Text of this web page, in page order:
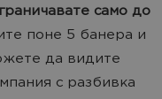
само до
поне 5 банера и
да видите
с разбивка